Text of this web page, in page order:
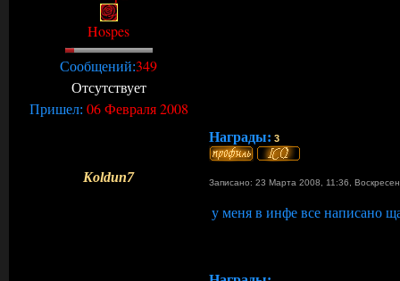
Hospes
Сообщений:349
Отсутствует
Пришел: 06 Февраля 2008
Награды: 3
Koldun7 Записано: 23 Марта 2008, 11:36,
у меня в инфе все написано